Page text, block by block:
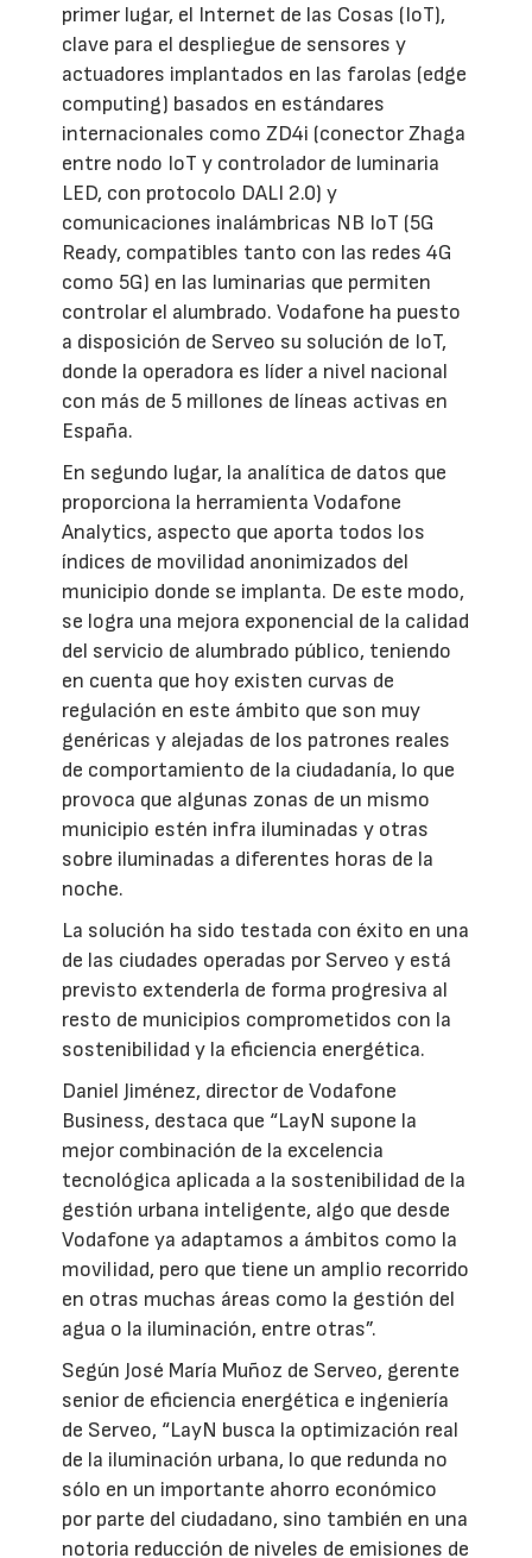
primer lugar, el Internet de las Cosas (IoT),
clave para el despliegue de sensores y
actuadores implantados en las farolas (edge
computing) basados en estándares
internacionales como ZD4i (conector Zhaga
entre nodo IoT y controlador de luminaria
LED, con protocolo DALI 2.0) y
comunicaciones inalámbricas NB IoT (5G
Ready, compatibles tanto con las redes 4G
como 5G) en las luminarias que permiten
controlar el alumbrado. Vodafone ha puesto
a disposición de Serveo su solución de IoT,
donde la operadora es líder a nivel nacional
con más de 5 millones de líneas activas en
España.
En segundo lugar, la analítica de datos que
proporciona la herramienta Vodafone
Analytics, aspecto que aporta todos los
índices de movilidad anonimizados del
municipio donde se implanta. De este modo,
se logra una mejora exponencial de la calidad
del servicio de alumbrado público, teniendo
en cuenta que hoy existen curvas de
regulación en este ámbito que son muy
genéricas y alejadas de los patrones reales
de comportamiento de la ciudadanía, lo que
provoca que algunas zonas de un mismo
municipio estén infra iluminadas y otras
sobre iluminadas a diferentes horas de la
noche.
La solución ha sido testada con éxito en una
de las ciudades operadas por Serveo y está
previsto extenderla de forma progresiva al
resto de municipios comprometidos con la
sostenibilidad y la eficiencia energética.
Daniel Jiménez, director de Vodafone
Business, destaca que “LayN supone la
mejor combinación de la excelencia
tecnológica aplicada a la sostenibilidad de la
gestión urbana inteligente, algo que desde
Vodafone ya adaptamos a ámbitos como la
movilidad, pero que tiene un amplio recorrido
en otras muchas áreas como la gestión del
agua o la iluminación, entre otras”.
Según José María Muñoz de Serveo, gerente
senior de eficiencia energética e ingeniería
de Serveo, “LayN busca la optimización real
de la iluminación urbana, lo que redunda no
sólo en un importante ahorro económico
por parte del ciudadano, sino también en una
notoria reducción de niveles de emisiones de